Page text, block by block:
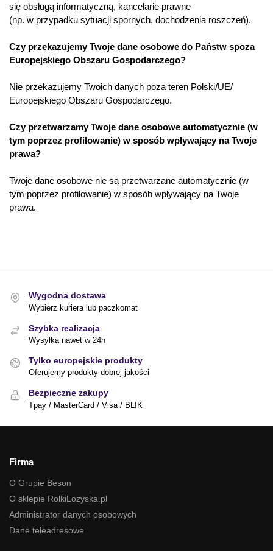
się obsługą informatyczną, kancelarie prawne
(np. w przypadku sytuacji spornych, dochodzenia roszczeń).
Czy przekazujemy Twoje dane osobowe do Państw spoza
Europejskiego Obszaru Gospodarczego?
Nie przekazujemy Twoich danych poza teren Polski/UE/
Europejskiego Obszaru Gospodarczego.
Czy przetwarzamy Twoje dane osobowe automatycznie (w
tym poprzez profilowanie) w sposób wpływający na Twoje
prawa?
Twoje dane osobowe nie są przetwarzane automatycznie (w
tym poprzez profilowanie) w sposób wpływający na Twoje
prawa.
Wygodna dostawa
Wybierz kuriera lub paczkomat
Szybka realizacja
Wysyłka nawet w 24h
Tylko europejskie produkty
Oferujemy produkty dobrej jakości
Bezpieczne zakupy
Tpay / MasterCard / Visa / BLIK
Firma
O Grupie Beson
O sklepie RolkiLozyska.pl
Administrator danych osobowych
Dane teleadresowe